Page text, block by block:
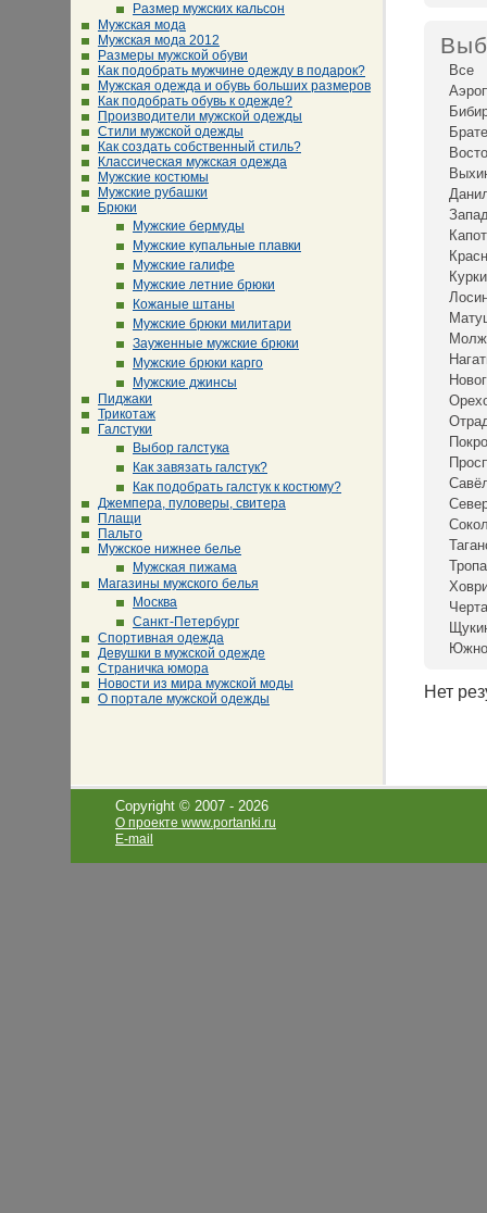
Размер мужских кальсон
Мужская мода
Мужская мода 2012
Размеры мужской обуви
Как подобрать мужчине одежду в подарок?
Мужская одежда и обувь больших размеров
Как подобрать обувь к одежде?
Производители мужской одежды
Стили мужской одежды
Как создать собственный стиль?
Классическая мужская одежда
Мужские костюмы
Мужские рубашки
Брюки
Мужские бермуды
Мужские купальные плавки
Мужские галифе
Мужские летние брюки
Кожаные штаны
Мужские брюки милитари
Зауженные мужские брюки
Мужские брюки карго
Мужские джинсы
Пиджаки
Трикотаж
Галстуки
Выбор галстука
Как завязать галстук?
Как подобрать галстук к костюму?
Джемпера, пуловеры, свитера
Плащи
Пальто
Мужское нижнее белье
Мужская пижама
Магазины мужского белья
Москва
Санкт-Петербург
Спортивная одежда
Девушки в мужской одежде
Страничка юмора
Новости из мира мужской моды
О портале мужской одежды
Все
Нет
Copyright © 2007 - 2026
О проекте www.portanki.ru
E-mail